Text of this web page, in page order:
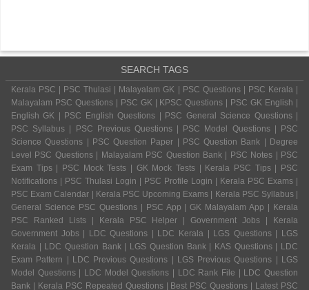
SEARCH TAGS
Kerala PSC | PSC Thulasi | Malayalam GK | PSC Questions | PSC Kerala |
Malayalam PSC Questions | PSC GK | KPSC Questions | PSC GK English |
English GK | PSC English Questions | PSC General Science Questions |
PSC Syllabus | PSC Previous Questions | PSC Model Questions | PSC
Science Questions | PSC Question Paper | PSC Question Bank | Degree
Level PSC Questions | Malayalam PSC Question Bank | PSC Notes | PSC
Exam Tips | PSC Mock Tests | GK Mock Tests | Kerala PSC Tips | PSC
Notifications | PSC Thulasi Login | PSC Profile Login | Kerala PSC Exams |
PSC Exam Calendar | Kerala PSC Upcoming Exams | Kerala PSC Syllabus |
General Science PSC Questions | PSC App | GK Malayalam App | Kerala
PSC Ranked Lists | Kerala PSC Helper | Government Jobs | Kerala
Government Jobs | LDC Questions | LDC Kerala | LGS Questions | LGS
Kerala | LDC Question Bank | LGS Question Bank | KAS Questions | LDC
Exam Pattern | LDC Previous Questions | LGS Previous Questions | LGS
Model Questions | LDC Model Questions | LDC Rank File | LDC Question
Bank | Kerala PSC Repeated Questions | Best PSC Questions | Latest PSC